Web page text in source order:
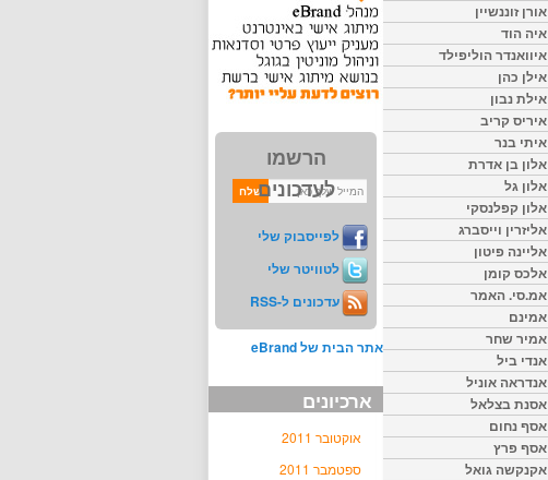
הרשמו
לעדכונים
לפייסבוק שלי
לטוויטר שלי
עדכונים ל-RSS
אתר הבית של eBrand
ארכיונים
אוקטובר 2011
ספטמבר 2011
אורן זוננשיין
איה הוד
איוואנדר הוליפילד
אילן כהן
אילת נבון
איריס קריב
איתי בנר
אלון בן אדרת
אלון גל
אלון קפלנסקי
אליזרין וייסברג
אליינה פיטון
אלכס קומן
אמ.סי. האמר
אמינם
אמיר שחר
אנדי ביל
אנדראה אוניל
אסנת בצלאל
אסף נחום
אסף פרץ
אקנקשה גואל